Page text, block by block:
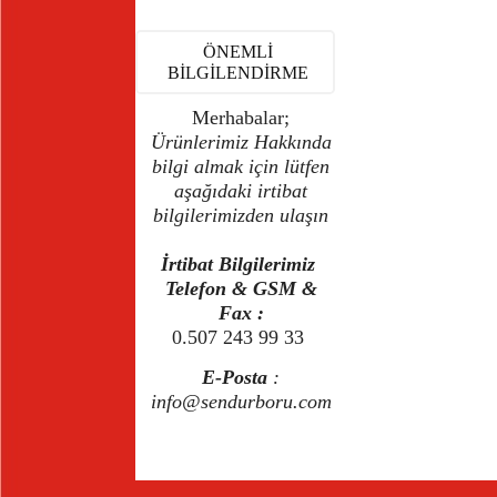
ÖNEMLİ
BİLGİLENDİRME
Merhabalar;
Ürünlerimiz Hakkında
bilgi almak için lütfen
aşağıdaki irtibat
bilgilerimizden ulaşın
İrtibat Bilgilerimiz
Telefon & GSM &
Fax :
0.507 243 99 33
E-Posta :
info@sendurboru.com